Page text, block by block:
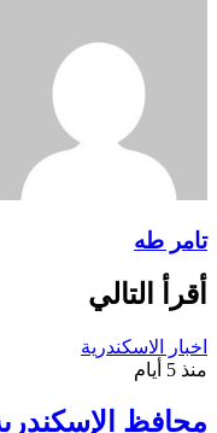
تامر طه
أقرأ التالي
اخبار الاسكندرية
منذ 5 أيام
محافظ